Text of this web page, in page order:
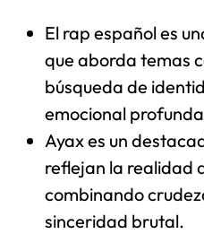
El rap español es
que aborda temas
búsqueda de
emocional
Ayax es un
reflejan la realidad
combinando
sinceridad brutal.